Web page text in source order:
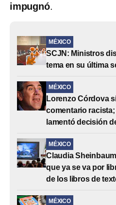
impugnó.
MÉXICO
SCJN: Ministros
tema en su última
MÉXICO
Lorenzo Córdova
comentario
lamentó decisión
MÉXICO
Claudia
que ya se va por
de los libros de
MÉXICO